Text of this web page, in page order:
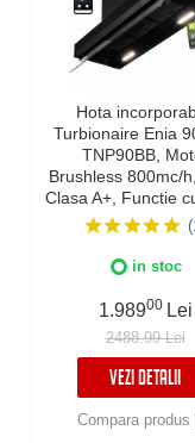
Hota
Turbionaire Enia
TNP90BB,
Brushless 800mc/
Clasa A+, Functie
aer,
curatare/
Control tactil pe
verticala/orizontala,
in stoc
1.98900 Lei
2488.99 Lei
VEZI DETALII
Compara produs